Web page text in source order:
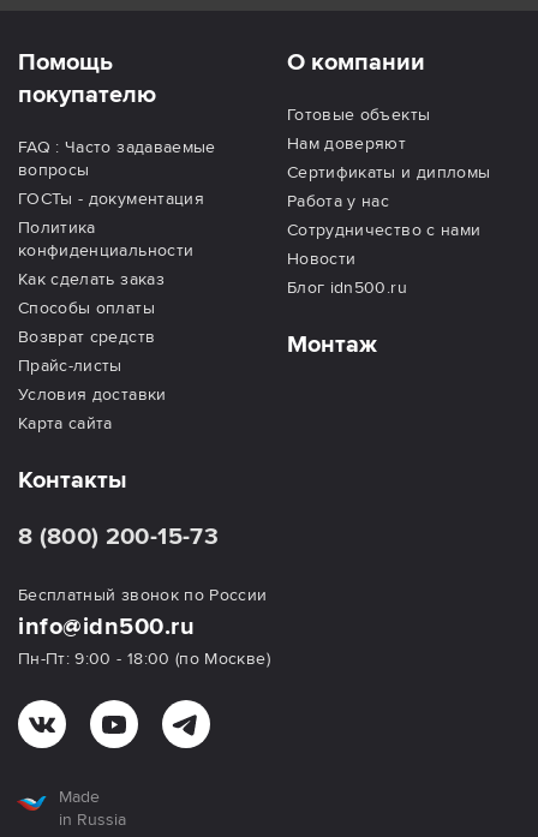
Помощь
покупателю
FAQ : Часто задаваемые
вопросы
ГОСТы - документация
Политика
конфиденциальности
Как сделать заказ
Способы оплаты
Возврат средств
Прайс-листы
Условия доставки
Карта сайта
О компании
Готовые объекты
Нам доверяют
Сертификаты и дипломы
Работа у нас
Сотрудничество с нами
Новости
Блог idn500.ru
Монтаж
Контакты
8 (800) 200-15-73
Бесплатный звонок по России
info@idn500.ru
Пн-Пт: 9:00 - 18:00 (по Москве)
Made
in Russia